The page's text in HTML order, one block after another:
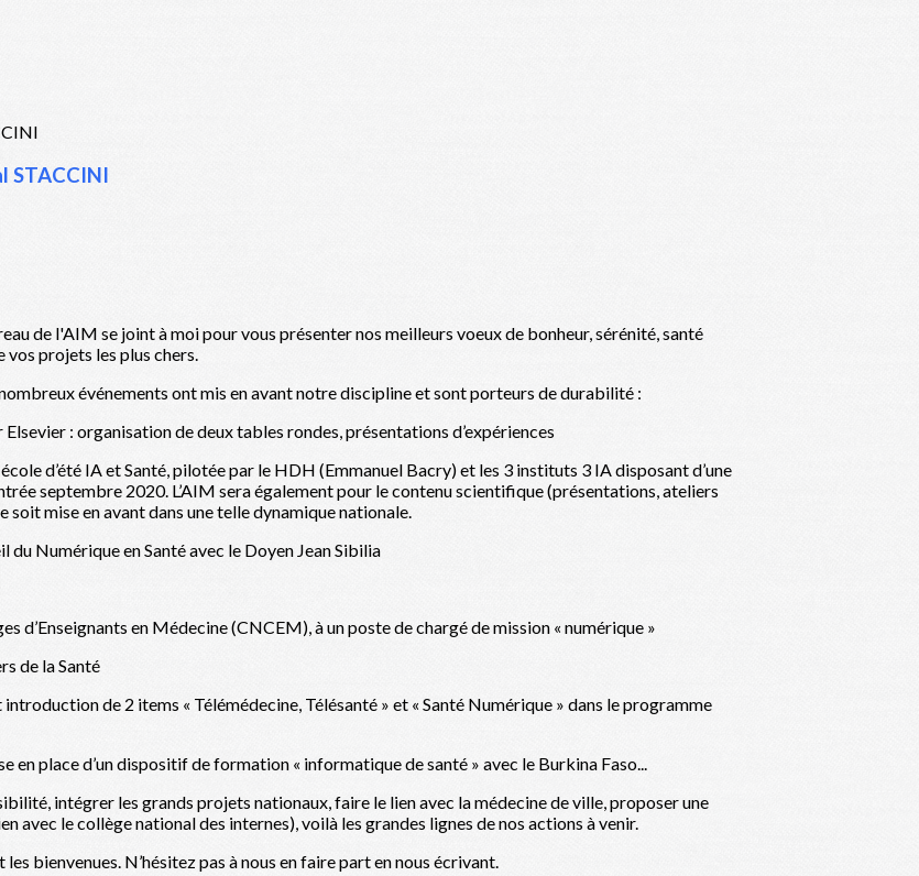
STACCINI
de l'AIM se joint à moi pour vous présenter nos meilleurs voeux de bonheur, sérénité, santé
vos projets les plus chers.
événements ont mis en avant notre discipline et sont porteurs de durabilité :
: organisation de deux tables rondes, présentations d’expériences
d’été IA et Santé, pilotée par le HDH (Emmanuel Bacry) et les 3 instituts 3 IA disposant d’une
septembre 2020. L’AIM sera également pour le contenu scientifique (présentations, ateliers
mise en avant dans une telle dynamique nationale.
Numérique en Santé avec le Doyen Jean Sibilia
d’Enseignants en Médecine (CNCEM), à un poste de chargé de mission « numérique »
de la Santé
de 2 items « Télémédecine, Télésanté » et « Santé Numérique » dans le programme
en place d’un dispositif de formation « informatique de santé » avec le Burkina Faso...
intégrer les grands projets nationaux, faire le lien avec la médecine de ville, proposer une
avec le collège national des internes), voilà les grandes lignes de nos actions à venir.
bienvenues. N’hésitez pas à nous en faire part en nous écrivant.